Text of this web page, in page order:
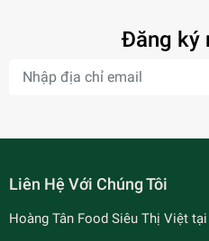
Đăng ký
Liên Hệ Với Chúng Tôi
Hoàng Tân Food Siêu Thị Việt